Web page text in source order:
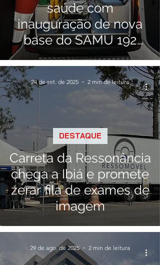
saúde com
inauguração de nova
base do SAMU 192
neste sábado
Carreta da Ressonância
chega a Ibiá e promete
zerar fila de exames de
imagem
DESTAQUE
24 de set. de 2025 2 min de leitura
29 de ago. de 2025 2 min de leitura